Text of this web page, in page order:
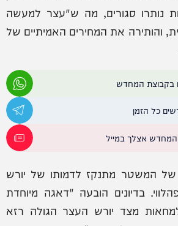
נותרו סגורים, מה ש"עצר למעשה
והותירה את המחירים האמיתיים של
בקבוצת המחדש
כל הזמן
המחדש אצלך במייל
של המשטר מתנקז לדמותו של יורש
בדיונים הובעה "דאגה מיוחדת
מצד יורש העצר הגולה רזא